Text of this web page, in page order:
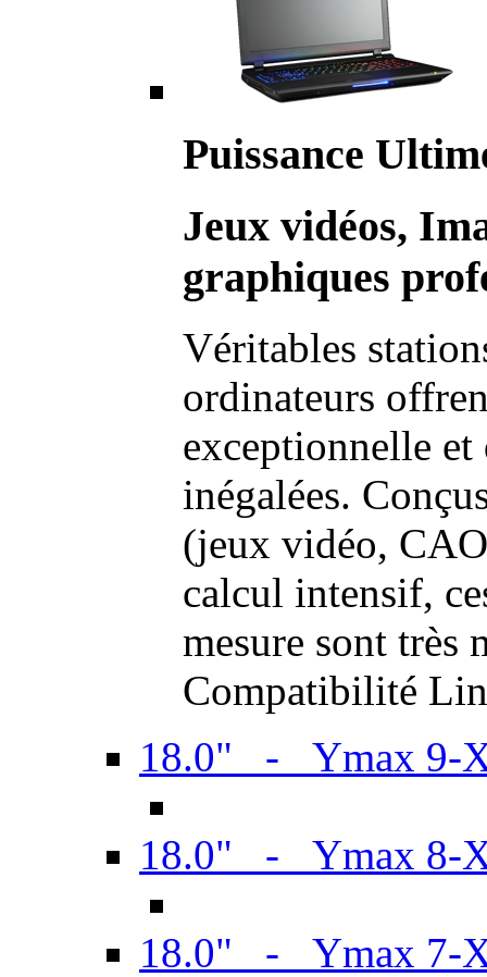
Puissance
Jeux vidéos,
graphiques
Véritables
ordinateurs
exceptionnelle et
inégalées.
(jeux vidéo,
calcul intensif,
mesure sont très
Compatibilité
18.0" - Ymax 9-
18.0" - Ymax 8-
18.0" - Ymax 7-